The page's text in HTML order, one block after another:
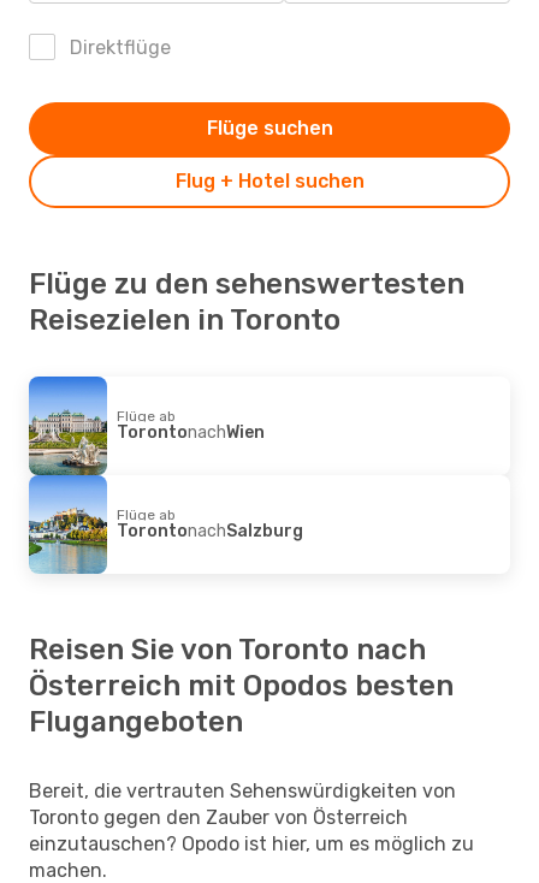
Direktflüge
Flug + Hotel suchen
Flüge suchen
Flüge zu den sehenswertesten
Reisezielen in Toronto
Flüge ab
TorontonachWien
Flüge ab
TorontonachSalzburg
Reisen Sie von Toronto nach
Österreich mit Opodos besten
Flugangeboten
Bereit, die vertrauten Sehenswürdigkeiten von
Toronto gegen den Zauber von Österreich
einzutauschen? Opodo ist hier, um es möglich zu
machen.